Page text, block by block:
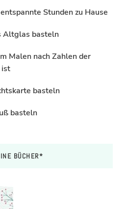
Stunden zu Hause
Altglas basteln
Malen nach Zahlen der
ist
basteln
basteln
BÜCHER*